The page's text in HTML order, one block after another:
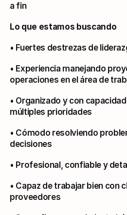
a fin
Lo que estamos buscando
• Fuertes destrezas de
• Experiencia manejando
operaciones en el área de
• Organizado y con
múltiples prioridades
• Cómodo resolviendo
decisiones
• Profesional, confiable y
• Capaz de trabajar bien con
proveedores